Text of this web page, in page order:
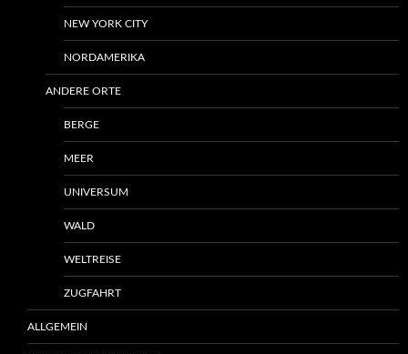
NEW YORK CITY
NORDAMERIKA
ANDERE ORTE
BERGE
MEER
UNIVERSUM
WALD
WELTREISE
ZUGFAHRT
ALLGEMEIN